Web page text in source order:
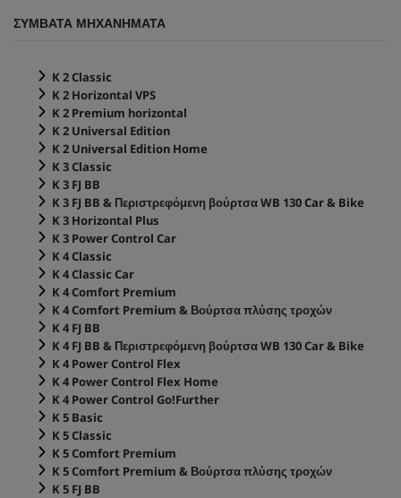
τ
ΣΥΜΒΑΤΑ ΜΗΧΑΝΗΜΑΤΑ
K 2 Classic
K 2 Horizontal VPS
K 2 Premium horizontal
K 2 Universal Edition
K 2 Universal Edition Home
K 3 Classic
K 3 FJ BB
K 3 FJ BB & Περιστρεφόμενη βούρτσα WB 130 Car & Bike
K 3 Horizontal Plus
K 3 Power Control Car
K 4 Classic
K 4 Classic Car
K 4 Comfort Premium
K 4 Comfort Premium & Βούρτσα πλύσης τροχών
K 4 FJ BB
K 4 FJ BB & Περιστρεφόμενη βούρτσα WB 130 Car & Bike
K 4 Power Control Flex
K 4 Power Control Flex Home
K 4 Power Control Go!Further
K 5 Basic
K 5 Classic
K 5 Comfort Premium
K 5 Comfort Premium & Βούρτσα πλύσης τροχών
K 5 FJ BB